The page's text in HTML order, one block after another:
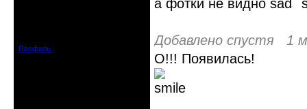
Профиль
а фотки не видно
Добавлено спустя 1
О!!! Появилась!